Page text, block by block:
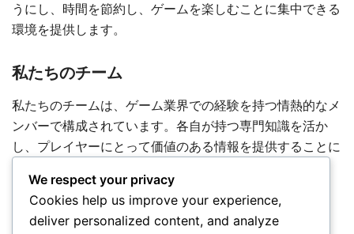
うにし、時間を節約し、ゲームを楽しむことに集中できる
環境を提供します。
私たちのチーム
私たちのチームは、ゲーム業界での経験を持つ情熱的なメ
ンバーで構成されています。各自が持つ専門知識を活か
し、プレイヤーにとって価値のある情報を提供することに
さあ、探検してみませんか？
We respect your privacy
Cookies help us improve your experience,
deliver personalized content, and analyze